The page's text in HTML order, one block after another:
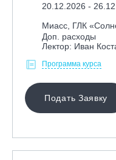
20.12.2026 -
Миасс, ГЛК
Доп. расходы
Лектор: Иван
Программа курса
Подать Заявку